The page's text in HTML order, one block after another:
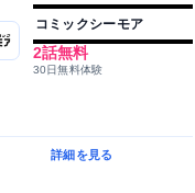
コミックシーモア
2話無料
30日無料体験
詳細を見る